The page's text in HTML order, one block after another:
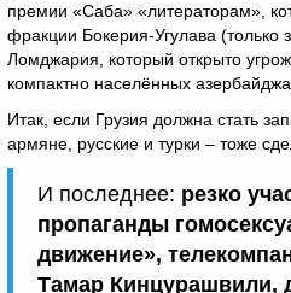
премии «Саба» «литераторам»,
фракции Бокерия-Угулава (только
Ломджария, который открыто
компактно населённых
Итак, если Грузия должна стать
армяне, русские и турки – тоже
И последнее: резко
пропаганды
движение»,
Тамар Кинцурашвили,